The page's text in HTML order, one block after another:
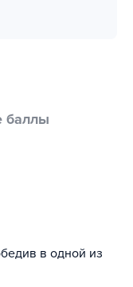
баллы
в одной из